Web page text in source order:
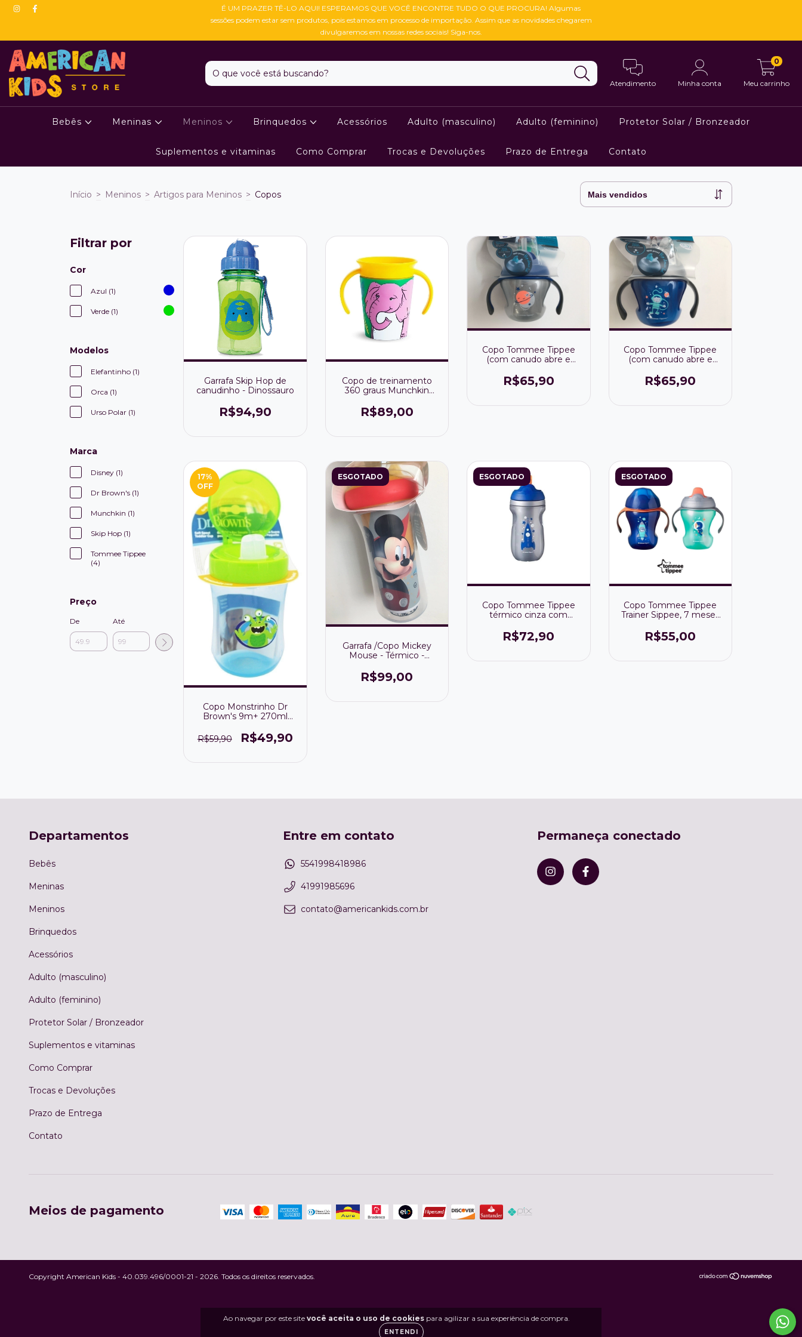
É UM PRAZER TÊ-LO AQUI! ESPERAMOS QUE VOCÊ ENCONTRE TUDO O QUE PROCURA! Algumas
sessões podem estar sem produtos, pois estamos em processo de importação. Assim que as novidades chegarem
divulgaremos em nossas redes sociais! Siga-nos.
Atendimento Minha conta Meu carrinho
0
Bebês Meninas Meninos Brinquedos Acessórios Adulto (masculino) Adulto (feminino) Protetor Solar / Bronzeador
Suplementos e vitaminas Como Comprar Trocas e Devoluções Prazo de Entrega Contato
Ao navegar por este site você aceita o uso de cookiespara agilizar a sua experiência de compra.
ENTENDI
Início > Meninos > Artigos para Meninos > Copos
Filtrar por
Cor
Azul (1)
Verde (1)
Modelos
Elefantinho (1)
Orca (1)
Urso Polar (1)
Marca
Disney (1)
Dr Brown's (1)
Munchkin (1)
Skip Hop (1)
Tommee Tippee
(4)
Preço
De Até
Garrafa Skip Hop de
canudinho - Dinossauro
R$94,90
Copo de treinamento
360 graus Munchkin
URSO POLAR
SELECIONE O
R$89,00
Copo Tommee Tippee
(com canudo abre e
150ml (sistema solar)
R$65,90
Copo Tommee Tippee
(com canudo abre e
150ml (Astronauta)
R$65,90
17%
OFF
Copo Monstrinho Dr
Brown's 9m+ 270ml
antivazamento
R$59,90 R$49,90
ESGOTADO
Garrafa /Copo Mickey
Mouse - Térmico -
R$99,00
ESGOTADO
Copo Tommee Tippee
térmico cinza com
12m+ 260ml
R$72,90
ESGOTADO
Copo Tommee Tippee
Trainer Sippee, 7 meses
R$55,00
Departamentos
Bebês
Meninas
Meninos
Brinquedos
Acessórios
Adulto (masculino)
Adulto (feminino)
Protetor Solar / Bronzeador
Suplementos e vitaminas
Como Comprar
Trocas e Devoluções
Prazo de Entrega
Contato
Entre em contato
5541998418986
41991985696
contato@americankids.com.br
Permaneça conectado
Meios de pagamento
Copyright American Kids - 40.039.496/0001-21 - 2026. Todos os direitos reservados.